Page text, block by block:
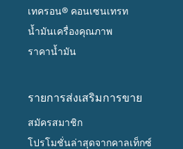
เทครอน® คอนเซนเทรท
น้ำมันเครื่องคุณภาพ
ราคาน้ำมัน
รายการส่งเสริมการขาย
สมัครสมาชิก
โปรโมชั่นล่าสุดจากคาลเท็กซ์